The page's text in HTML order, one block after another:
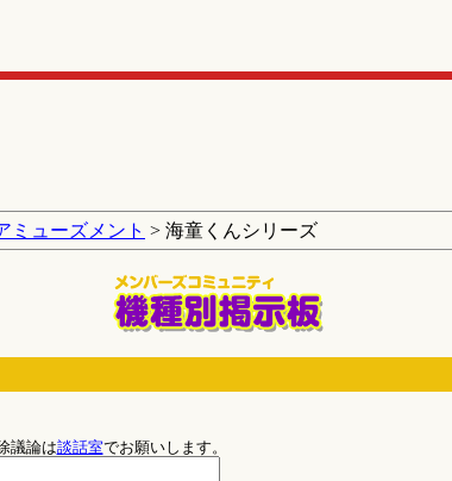
ミューズメント > 海童くんシリーズ
議論は談話室でお願いします。